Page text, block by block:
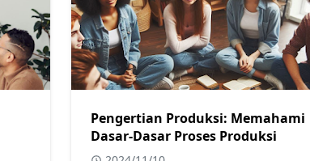
Pengertian Produksi: Memahami
Dasar-Dasar Proses Produksi